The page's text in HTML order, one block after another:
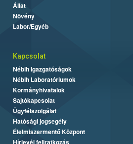
Állat
Növény
Labor/Egyéb
Kapcsolat
Nébih Igazgatóságok
Nébih Laboratóriumok
Kormányhivatalok
Sajtókapcsolat
Ügyfélszolgálat
Hatósági jogsegély
Élelmiszermentő Központ
Hírlevél feliratkozás